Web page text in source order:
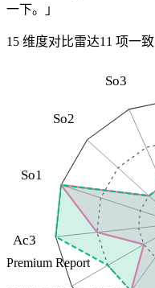
一下。」
15 维度对比雷达11 项一致
Ac3
So1
So2
So3
Premium Report